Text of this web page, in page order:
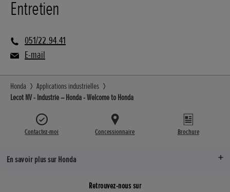
Entretien
051/22.94.41
E-mail
Honda
Applications industrielles
Lecot NV - Industrie – Honda - Welcome to Honda
Contactez-moi Concessionnaire Brochure
En savoir plus sur Honda
Retrouvez-nous sur